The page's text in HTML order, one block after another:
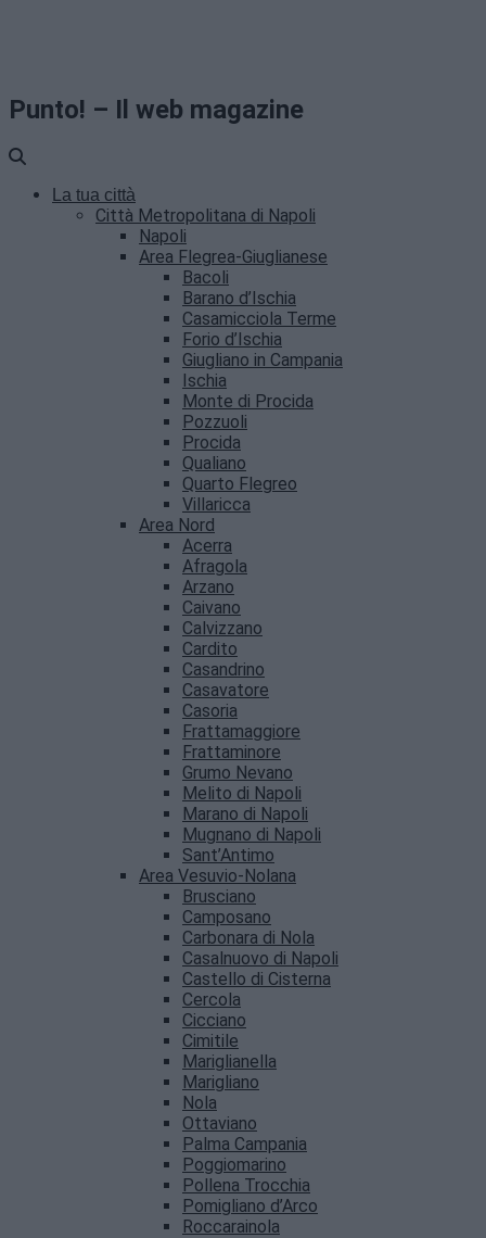
Punto! – Il web magazine
La tua città
Città Metropolitana di Napoli
Napoli
Area Flegrea-Giuglianese
Bacoli
Barano d’Ischia
Casamicciola Terme
Forio d’Ischia
Giugliano in Campania
Ischia
Monte di Procida
Pozzuoli
Procida
Qualiano
Quarto Flegreo
Villaricca
Area Nord
Acerra
Afragola
Arzano
Caivano
Calvizzano
Cardito
Casandrino
Casavatore
Casoria
Frattamaggiore
Frattaminore
Grumo Nevano
Melito di Napoli
Marano di Napoli
Mugnano di Napoli
Sant’Antimo
Area Vesuvio-Nolana
Brusciano
Camposano
Carbonara di Nola
Casalnuovo di Napoli
Castello di Cisterna
Cercola
Cicciano
Cimitile
Mariglianella
Marigliano
Nola
Ottaviano
Palma Campania
Poggiomarino
Pollena Trocchia
Pomigliano d’Arco
Roccarainola